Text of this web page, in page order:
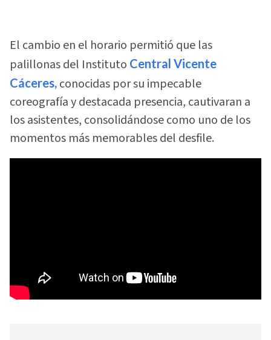
El cambio en el horario permitió que las
palillonas del Instituto Central Vicente
Cáceres, conocidas por su impecable
coreografía y destacada presencia, cautivaran a
los asistentes, consolidándose como uno de los
momentos más memorables del desfile.